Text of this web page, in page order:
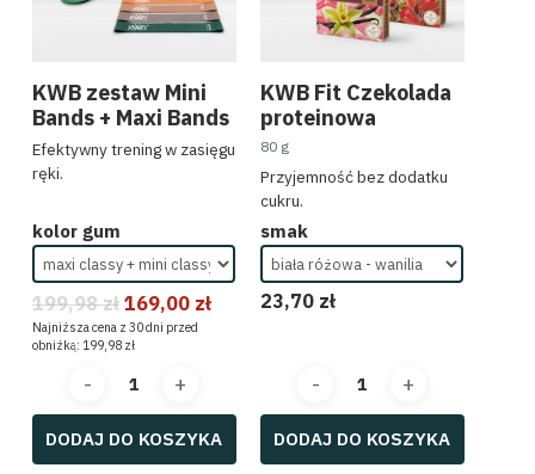
KWB zestaw Mini
Bands + Maxi Bands
Efektywny trening w zasięgu
ręki.
199,98zł 169,00 zł
kolor gum
Najniższa cena z 30 dni przed
obniżką: 199,98 zł
DODAJ DO KOSZYKA
KWB Fit Czekolada
proteinowa
80 g
Przyjemność bez dodatku
cukru.
23,70 zł
smak
DODAJ DO KOSZYKA